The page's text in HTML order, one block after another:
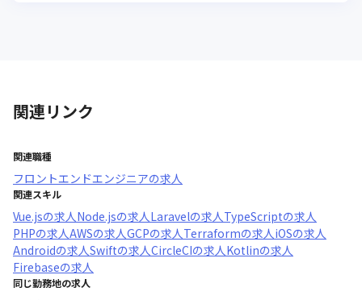
関連リンク
関連職種
フロントエンドエンジニアの求人
関連スキル
Vue.jsの求人Node.jsの求人Laravelの求人TypeScriptの求人
PHPの求人AWSの求人GCPの求人Terraformの求人iOSの求人
Androidの求人Swiftの求人CircleCIの求人Kotlinの求人
Firebaseの求人
同じ勤務地の求人